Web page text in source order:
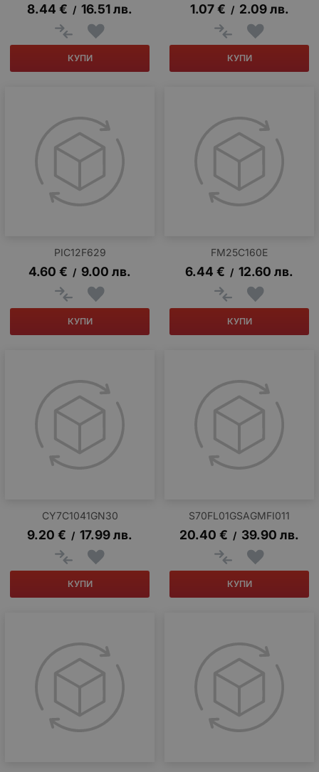
8.44 € / 16.51лв.
КУПИ
1.07 € / 2.09 лв.
КУПИ
PIC12F629
4.60 € / 9.00 лв.
КУПИ
FM25C160E
6.44 € / 12.60 лв.
КУПИ
CY7C1041GN30
9.20 € / 17.99лв.
КУПИ
S70FL01GSAGMFI011
20.40 € / 39.90 лв.
КУПИ